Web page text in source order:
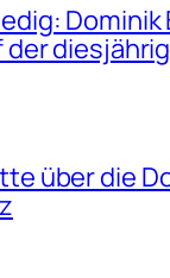
der
über die